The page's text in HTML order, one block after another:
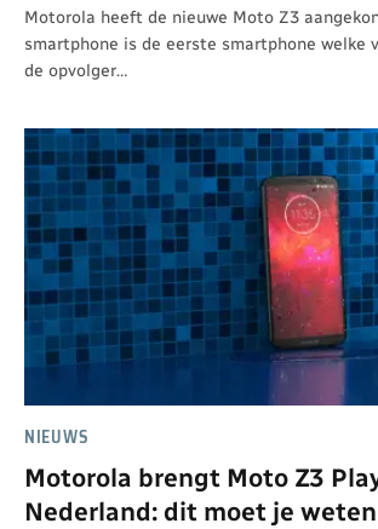
Motorola heeft de nieuwe Moto Z3
smartphone is de eerste smartphone welke
de opvolger…
NIEUWS
Motorola brengt Moto Z3
Nederland: dit moet je weten